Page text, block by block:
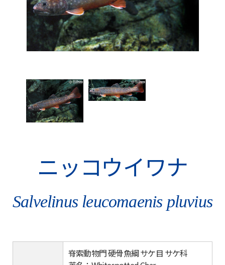
ニッコウイワナ
Salvelinus leucomaenis pluvius
脊索動物門 硬骨魚綱 サケ目 サケ科
英名：Whitespotted Char